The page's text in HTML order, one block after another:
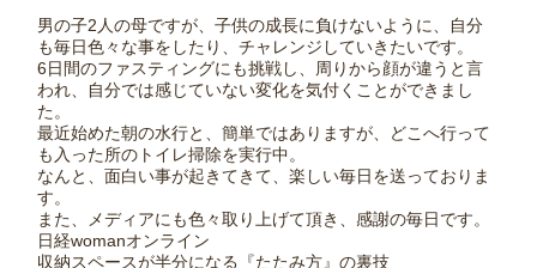
男の子2人の母ですが、子供の成長に負けないように、自分
も毎日色々な事をしたり、チャレンジしていきたいです。
6日間のファスティングにも挑戦し、周りから顔が違うと言
われ、自分では感じていない変化を気付くことができまし
た。
最近始めた朝の水行と、簡単ではありますが、どこへ行って
も入った所のトイレ掃除を実行中。
なんと、面白い事が起きてきて、楽しい毎日を送っておりま
す。
また、メディアにも色々取り上げて頂き、感謝の毎日です。
日経womanオンライン
収納スペースが半分になる『たたみ方』の裏技